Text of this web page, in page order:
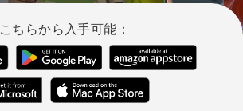
こちらから入手可能：